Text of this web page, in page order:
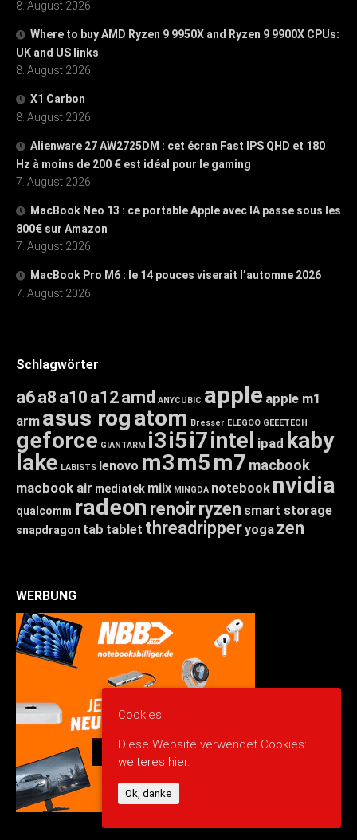
8. August 2026
Where to buy AMD Ryzen 9 9950X and Ryzen 9 9900X CPUs:
UK and US links
8. August 2026
X1 Carbon
8. August 2026
Alienware 27 AW2725DM : cet écran Fast IPS QHD et 180
Hz à moins de 200 € est idéal pour le gaming
7. August 2026
MacBook Neo 13 : ce portable Apple avec IA passe sous les
800€ sur Amazon
7. August 2026
MacBook Pro M6 : le 14 pouces viserait l’automne 2026
7. August 2026
Schlagwörter
a6a8 a10 a12amd ANYCUBIC apple apple m1
arm asus rogatom Bresser ELEGOO GEEETECH
geforce GIANTARM i3i5i7intel ipad kaby
lake LABISTS lenovo m3m5m7 macbook
macbook air mediatek miix MINGDA notebook nvidia
qualcomm radeon renoirryzen smart storage
snapdragon tab tablet threadripperyoga zen
WERBUNG
Cookies
Diese Website verwendet Cookies:
weiteres hier.
Ok, danke